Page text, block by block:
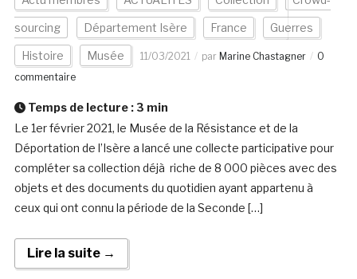
sourcing Département Isère France Guerres
Histoire Musée 11/03/2021 par Marine Chastagner
0
commentaire
Temps de lecture : 3 min
Le 1er février 2021, le Musée de la Résistance et de la
Déportation de l’Isère a lancé une collecte participative pour
compléter sa collection déjà riche de 8 000 pièces avec des
objets et des documents du quotidien ayant appartenu à
ceux qui ont connu la période de la Seconde […]
Lire la suite →